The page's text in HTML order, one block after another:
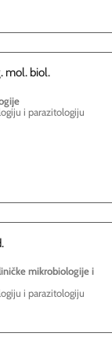
mol. biol.
i parazitologiju
mikrobiologije i
i parazitologiju